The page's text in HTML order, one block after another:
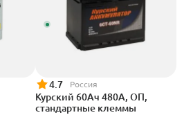
4.7 Россия
Курский 60Ач 480А, ОП,
стандартные клеммы